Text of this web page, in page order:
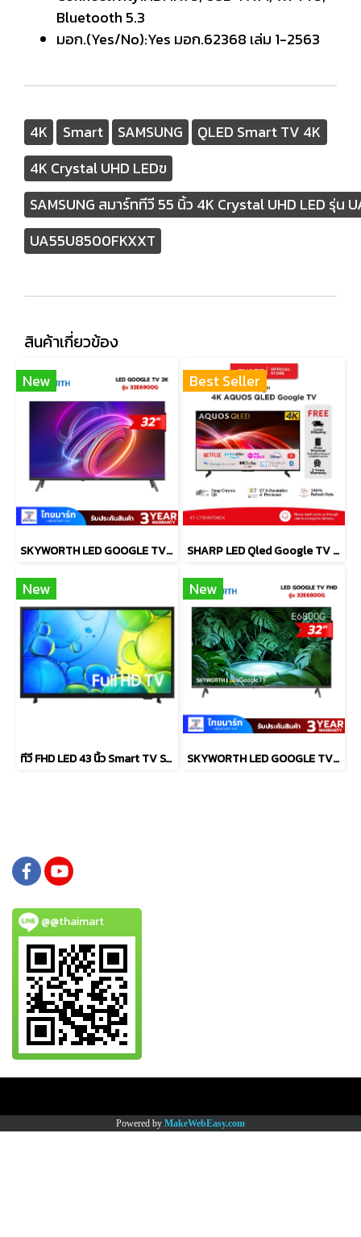
Bluetooth 5.3
มอก.(Yes/No):Yes มอก.62368 เล่ม 1-2563
4K Smart SAMSUNG
QLED Smart TV 4K
4K Crystal UHD LEDฃ
SAMSUNG สมาร์ททีวี 55 นิ้ว 4K Crystal UHD LED รุ่น
UA55U8500FKXXT
สินค้าเกี่ยวข้อง
New
SKYWORTH LED GOOGLE TV 32 นิว รุ่น 32E6900G
Best Seller
SHARP LED Qled Google TV 4KTV รุ่น 4T-C75HN7000X
New
ทีวี FHD LED 43 นิ้ว Smart TV SAMSUNG รุ่น UA43F6000FKXXT
New
SKYWORTH LED GOOGLE TV 32 นิว รุ่น 32E6800G
@@thaimart
Powered by MakeWebEasy.com